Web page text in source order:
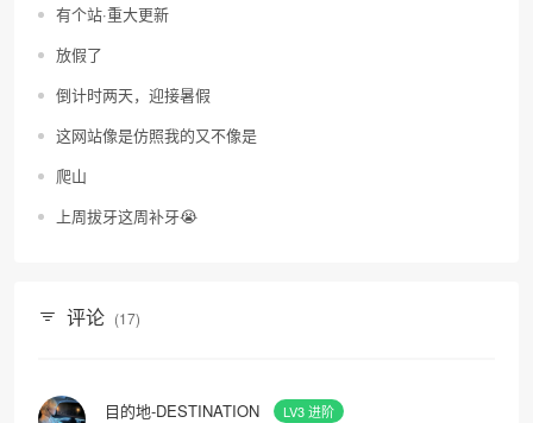
有个站·重大更新
放假了
倒计时两天，迎接暑假
这网站像是仿照我的又不像是
爬山
上周拔牙这周补牙😭
评论 (17)
目的地-DESTINATION LV3 进阶